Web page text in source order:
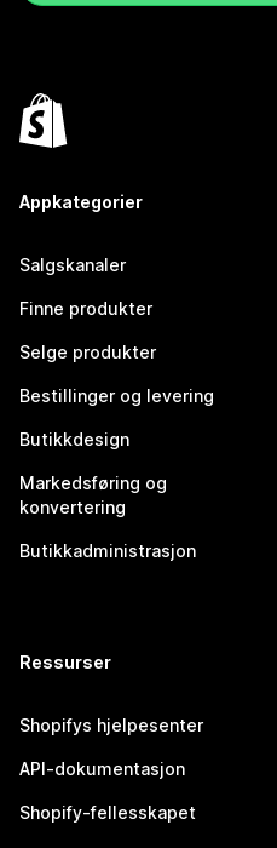
Appkategorier
Salgskanaler
Finne produkter
Selge produkter
Bestillinger og levering
Butikkdesign
Markedsføring og
konvertering
Butikkadministrasjon
Ressurser
Shopifys hjelpesenter
API-dokumentasjon
Shopify-fellesskapet